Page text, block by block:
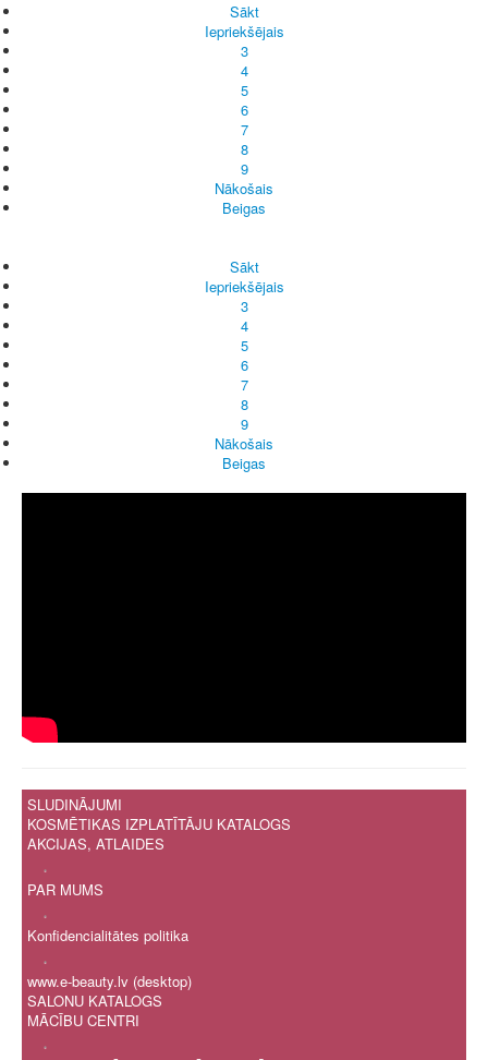
Sākt
Iepriekšējais
3
4
5
6
7
8
9
Nākošais
Beigas
Sākt
Iepriekšējais
3
4
5
6
7
8
9
Nākošais
Beigas
SLUDINĀJUMI
KOSMĒTIKAS IZPLATĪTĀJU KATALOGS
AKCIJAS, ATLAIDES
.
PAR MUMS
.
Konfidencialitātes politika
.
www.e-beauty.lv (desktop)
SALONU KATALOGS
MĀCĪBU CENTRI
.